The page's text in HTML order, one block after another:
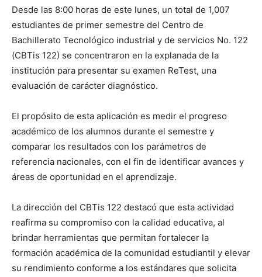
Desde las 8:00 horas de este lunes, un total de 1,007
estudiantes de primer semestre del Centro de
Bachillerato Tecnológico industrial y de servicios No. 122
(CBTis 122) se concentraron en la explanada de la
institución para presentar su examen ReTest, una
evaluación de carácter diagnóstico.
El propósito de esta aplicación es medir el progreso
académico de los alumnos durante el semestre y
comparar los resultados con los parámetros de
referencia nacionales, con el fin de identificar avances y
áreas de oportunidad en el aprendizaje.
La dirección del CBTis 122 destacó que esta actividad
reafirma su compromiso con la calidad educativa, al
brindar herramientas que permitan fortalecer la
formación académica de la comunidad estudiantil y elevar
su rendimiento conforme a los estándares que solicita